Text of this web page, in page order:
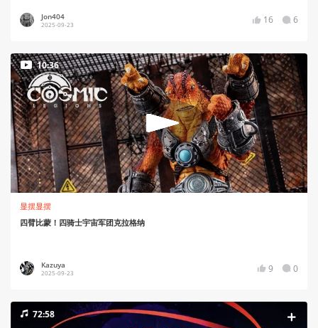
Jon404
2025-09-23 16 6
10:36
显摆显摆
四臂比蒙！四骑士宇宙军团克拉格纳
Kazuya
2025-09-23 9 0
72:58